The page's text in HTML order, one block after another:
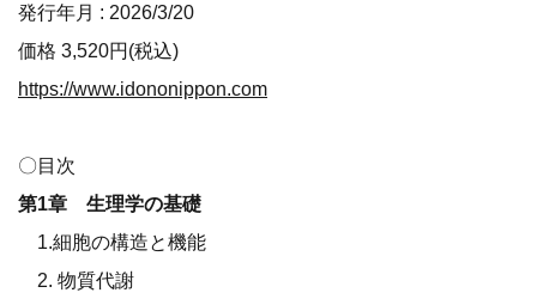
発行年月 : 2026/3/20
価格 3,520円(税込)
https://www.idononippon.com
〇目次
第1章 生理学の基礎
1.細胞の構造と機能
2. 物質代謝